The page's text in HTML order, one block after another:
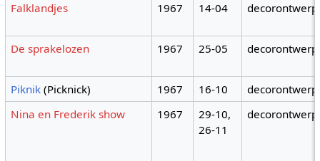
Falklandjes
1967 14-04
De sprakelozen 1967 25-05
Piknik (Picknick) 1967 16-10
Nina en Frederik show
1967
29-10,
26-11